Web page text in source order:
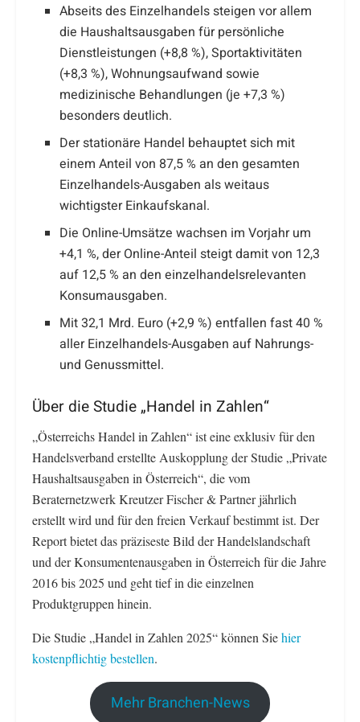
Abseits des Einzelhandels steigen vor allem
die Haushaltsausgaben für persönliche
Dienstleistungen (+8,8 %), Sportaktivitäten
(+8,3 %), Wohnungsaufwand sowie
medizinische Behandlungen (je +7,3 %)
besonders deutlich.
Der stationäre Handel behauptet sich mit
einem Anteil von 87,5 % an den gesamten
Einzelhandels-Ausgaben als weitaus
wichtigster Einkaufskanal.
Die Online-Umsätze wachsen im Vorjahr um
+4,1 %, der Online-Anteil steigt damit von 12,3
auf 12,5 % an den einzelhandelsrelevanten
Konsumausgaben.
Mit 32,1 Mrd. Euro (+2,9 %) entfallen fast 40 %
aller Einzelhandels-Ausgaben auf Nahrungs-
und Genussmittel.
Über die Studie „Handel in Zahlen“
„Österreichs Handel in Zahlen“ ist eine exklusiv für den
Handelsverband erstellte Auskopplung der Studie „Private
Haushaltsausgaben in Österreich“, die vom
Beraternetzwerk Kreutzer Fischer & Partner jährlich
erstellt wird und für den freien Verkauf bestimmt ist. Der
Report bietet das präziseste Bild der Handelslandschaft
und der Konsumentenausgaben in Österreich für die Jahre
2016 bis 2025 und geht tief in die einzelnen
Produktgruppen hinein.
Die Studie „Handel in Zahlen 2025“ können Siehier
kostenpflichtig bestellen.
Mehr Branchen-News